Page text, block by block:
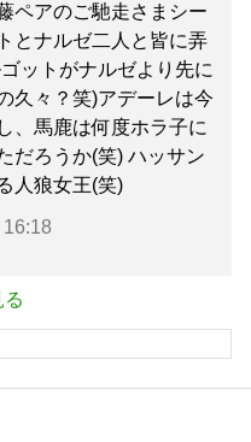
ペアのご馳走さまシー
とナルゼ二人と皆に弄
ットがナルゼより先に
久々？笑)アデーレは今
、馬鹿は何度ホラ子に
だろうか(笑) ハッサン
人狼女王(笑)